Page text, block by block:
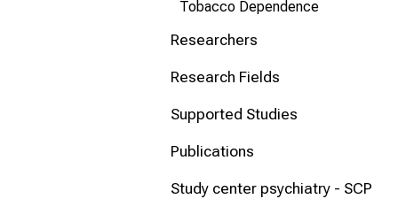
Tobacco Dependence
Researchers
Research Fields
Supported Studies
Publications
Study center psychiatry - SCP